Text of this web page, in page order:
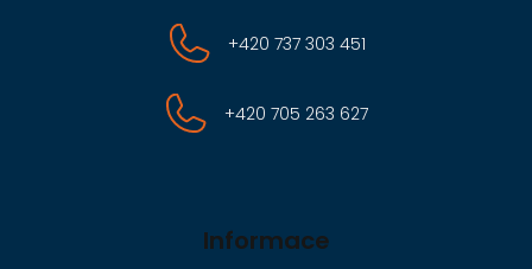
+420 737 303 451
+420 705 263 627
Informace